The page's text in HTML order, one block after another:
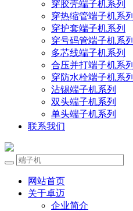
穿胶壳端子机系列
穿热缩管端子机系列
穿护套端子机系列
穿号码管端子机系列
多芯线端子机系列
合压并打端子机系列
穿防水栓端子机系列
沾锡端子机系列
双头端子机系列
单头端子机系列
联系我们
网站首页
关于卓迈
企业简介